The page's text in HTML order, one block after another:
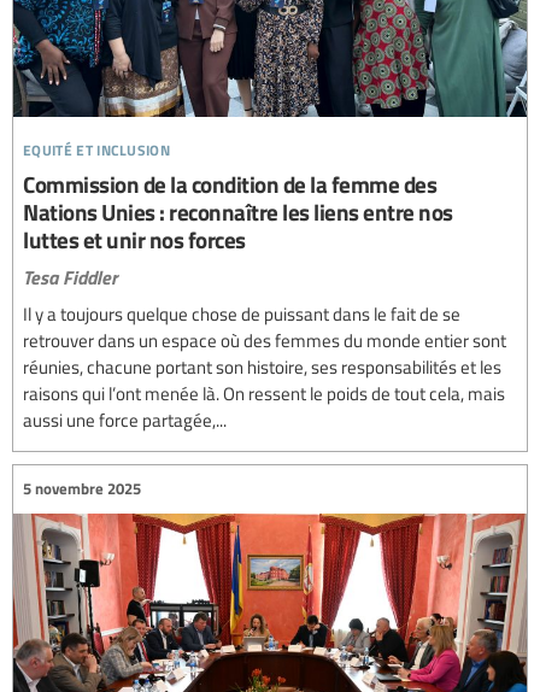
equité et inclusion
Commission de la condition de la femme des
Nations Unies : reconnaître les liens entre nos
luttes et unir nos forces
Tesa Fiddler
Il y a toujours quelque chose de puissant dans le fait de se
retrouver dans un espace où des femmes du monde entier sont
réunies, chacune portant son histoire, ses responsabilités et les
raisons qui l’ont menée là. On ressent le poids de tout cela, mais
aussi une force partagée,...
5 novembre 2025